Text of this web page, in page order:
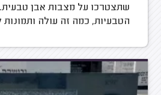
שתצטרכו על מצבות אבן טבעית.
הטבעיות, כמה זה עולה ותמונות